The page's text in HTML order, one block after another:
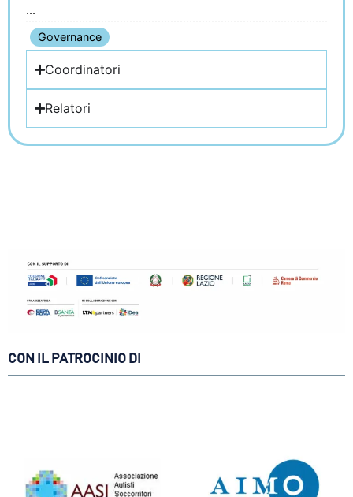
Governance
Coordinatori
Relatori
CON IL PATROCINIO DI